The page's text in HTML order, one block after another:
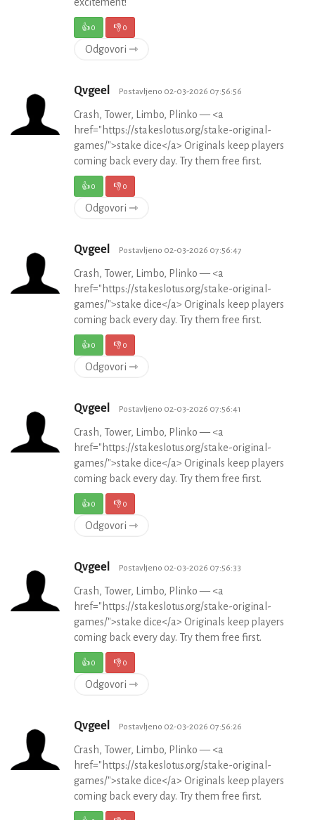
excitement!
👍0 👎0
Odgovori ⇾
Qvgeel Postavljeno 02-03-2026 07:56:56
Crash, Tower, Limbo, Plinko — <a
href="https://stakeslotus.org/stake-original-
games/">stake dice</a> Originals keep players
coming back every day. Try them free first.
👍0 👎0
Odgovori ⇾
Qvgeel Postavljeno 02-03-2026 07:56:47
Crash, Tower, Limbo, Plinko — <a
href="https://stakeslotus.org/stake-original-
games/">stake dice</a> Originals keep players
coming back every day. Try them free first.
👍0 👎0
Odgovori ⇾
Qvgeel Postavljeno 02-03-2026 07:56:41
Crash, Tower, Limbo, Plinko — <a
href="https://stakeslotus.org/stake-original-
games/">stake dice</a> Originals keep players
coming back every day. Try them free first.
👍0 👎0
Odgovori ⇾
Qvgeel Postavljeno 02-03-2026 07:56:33
Crash, Tower, Limbo, Plinko — <a
href="https://stakeslotus.org/stake-original-
games/">stake dice</a> Originals keep players
coming back every day. Try them free first.
👍0 👎0
Odgovori ⇾
Qvgeel Postavljeno 02-03-2026 07:56:26
Crash, Tower, Limbo, Plinko — <a
href="https://stakeslotus.org/stake-original-
games/">stake dice</a> Originals keep players
coming back every day. Try them free first.